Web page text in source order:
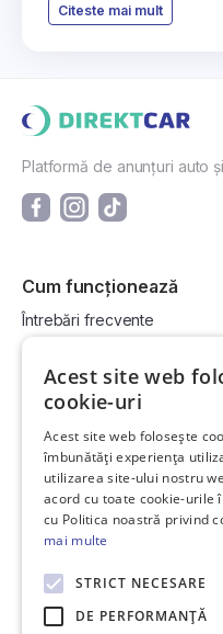
Citeste mai mult
Platformă de anunțuri auto
Cum funcționează
Întrebări frecvente
Cum vând la licitație?
Link-uri utile
Informații utile vizionare
Contact
Soluționarea Online a litigiilor
ANCP
Acest site web
cookie-uri
Acest site web folosește
îmbunătăți experiența
utilizarea site-ului nostru
acord cu toate cookie-urile
cu Politica noastră privind
mai multe
STRICT NECESARE
DE PERFORMANȚĂ